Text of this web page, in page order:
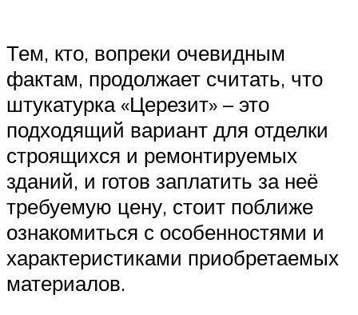
Тем, кто, вопреки очевидным
фактам, продолжает считать, что
штукатурка «Церезит» – это
подходящий вариант для отделки
строящихся и ремонтируемых
зданий, и готов заплатить за неё
требуемую цену, стоит поближе
ознакомиться с особенностями и
характеристиками приобретаемых
материалов.